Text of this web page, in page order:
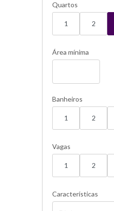
Quartos
1 2
Área mínima
Banheiros
1 2
Vagas
1 2
Características